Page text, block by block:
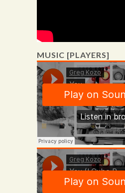
MUSIC [PLAYERS]